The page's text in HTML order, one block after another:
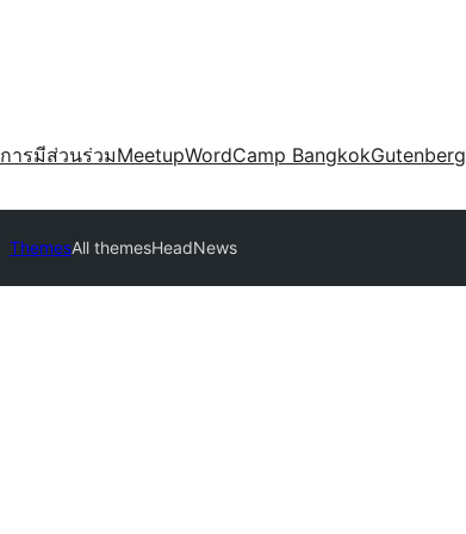
การมีส่วนร่วมMeetupWordCamp BangkokGutenberg
ThemesAll themesHeadNews